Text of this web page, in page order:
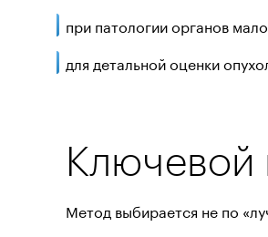
при патологии органов
для детальной оценки
Ключевой
Метод выбирается не по